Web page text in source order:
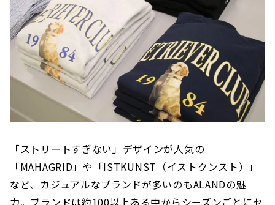
「ストリートすぎない」デザインが人気の
「MAHAGRID」や「ISTKUNST（イストクンスト）」
など、カジュアルなブランドが多いのもALANDの魅